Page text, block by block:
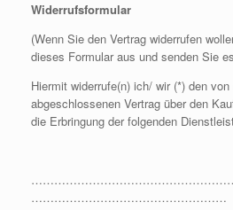
Widerrufsformular
(Wenn Sie den Vertrag widerrufen
dieses Formular aus und senden Sie
Hiermit widerrufe(n) ich/ wir (*) den
abgeschlossenen Vertrag über den
die Erbringung der folgenden
……………………………………………